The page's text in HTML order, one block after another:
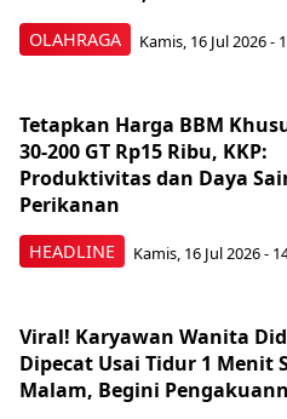
OLAHRAGA Kamis, 16 Jul 2026 -
HEADLINE
Tetapkan Harga BBM
30-200 GT Rp15 Ribu, KKP:
Produktivitas dan Daya
Perikanan
Kamis, 16 Jul 2026 -
Viral! Karyawan Wanita
Dipecat Usai Tidur 1 Menit
Malam, Begini